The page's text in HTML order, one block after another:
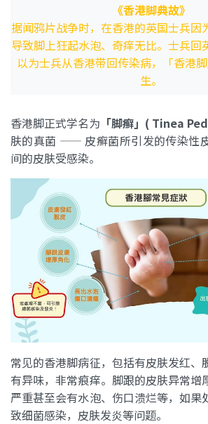
《香港脚典故》
据闻鸦片战争时，在香港的英国士兵因
导致脚上狂起水泡、奇痒无比。士兵回
以为士兵从香港带回传染病，「香港
生。
香港脚正式学名为 「脚癣」( Tinea
肤的真菌 —— 皮癣菌所引发的传染性
间的皮肤受感染。
常见的香港脚病征，包括有皮肤发红、
有异味，非常痕痒。脚跟的皮肤异常增
严重甚至会有水泡、伤口溃烂等，如果
致细菌感染，皮肤发炎等问题。